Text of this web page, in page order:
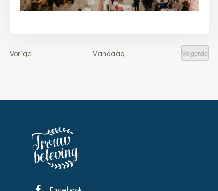
VorigeEvenementen Vandaag
Volgende